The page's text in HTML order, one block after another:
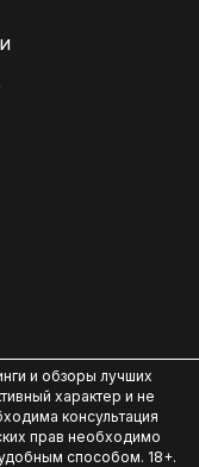
и обзоры лучших
характер и не
консультация
прав необходимо
способом. 18+.